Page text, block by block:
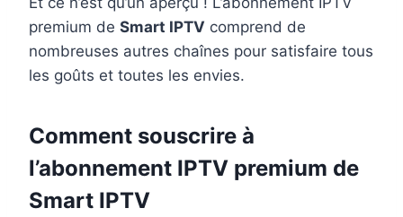
premium de Smart IPTV comprend de
nombreuses autres chaînes pour satisfaire tous
les goûts et toutes les envies.
Comment souscrire à
l’abonnement IPTV premium de
Smart IPTV